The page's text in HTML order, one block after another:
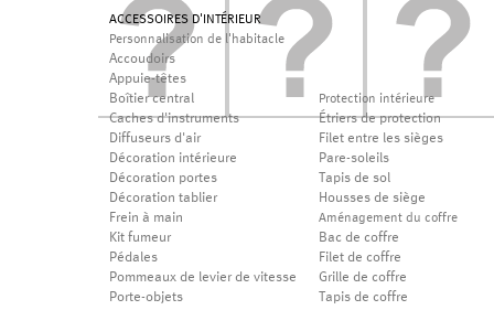
ACCESSOIRES D'INTÉRIEUR
Personnalisation de l'habitacle
Accoudoirs
Appuie-têtes
Boîtier central
Caches d'instruments
Diffuseurs d'air
Décoration intérieure
Décoration portes
Décoration tablier
Frein à main
Kit fumeur
Pédales
Pommeaux de levier de vitesse
Porte-objets
Protection intérieure
Étriers de protection
Filet entre les sièges
Pare-soleils
Tapis de sol
Housses de siège
Aménagement du coffre
Bac de coffre
Filet de coffre
Grille de coffre
Tapis de coffre